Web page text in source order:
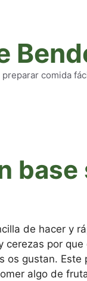
comida
base
de hacer y
por
gustan. Este
algo de